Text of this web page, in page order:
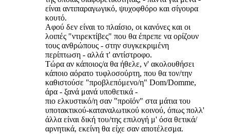
είναι αντιπαραγωγικό, ψυχοφθόρο και σίγουρα
κουτό.
Αφού δεν είναι το πλαίσιο, οι κανόνες και οι
λοιπές "ντιρεκτίβες" που θα έπρεπε να ορίζουν
τους ανθρώπους - στην συγκεκριμένη
περίπτωση - αλλά τ' αντίστροφο.
Τώρα αν κάποιος/α θα ήθελε, ν' ακολουθήσει
κάποιο αόρατο τυφλοσούρτη, που θα τον/την
καθιστούσε "προβλεπόμενο/η" Dom/Domme,
άρα - ξανά μανά υποθετικά -
πιο ελκυστικό/η σαν "προϊόν" στα μάτια του
υποτακτικού-καταναλωτικού κοινού, όπως πολλ'
άλλα είναι δική του/της επιλογή μ' όσα θετικά/
αρνητικά, εκείνη θα είχε σαν αποτέλεσμα.